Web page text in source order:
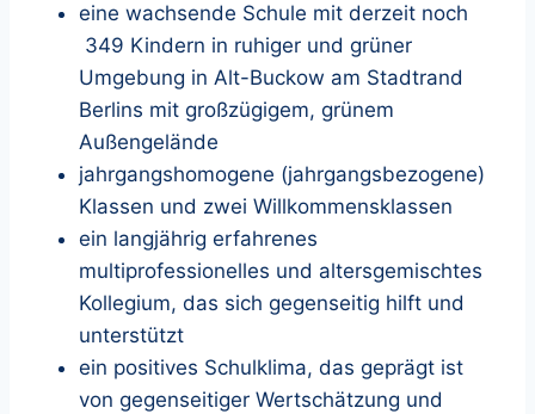
eine wachsende Schule mit derzeit noch
349 Kindern in ruhiger und grüner
Umgebung in Alt-Buckow am Stadtrand
Berlins mit großzügigem, grünem
Außengelände
jahrgangshomogene (jahrgangsbezogene)
Klassen und zwei Willkommensklassen
ein langjährig erfahrenes
multiprofessionelles und altersgemischtes
Kollegium, das sich gegenseitig hilft und
unterstützt
ein positives Schulklima, das geprägt ist
von gegenseitiger Wertschätzung und